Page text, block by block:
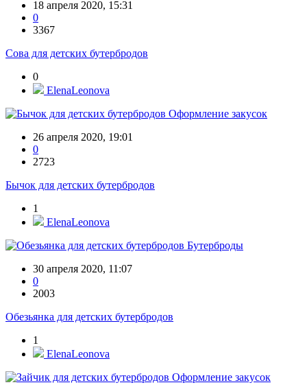
18 апреля 2020, 15:31
0
3367
Сова для детских бутербродов
0
ElenaLeonova
Оформление закусок
26 апреля 2020, 19:01
0
2723
Бычок для детских бутербродов
1
ElenaLeonova
Бутерброды
30 апреля 2020, 11:07
0
2003
Обезьянка для детских бутербродов
1
ElenaLeonova
Оформление закусок